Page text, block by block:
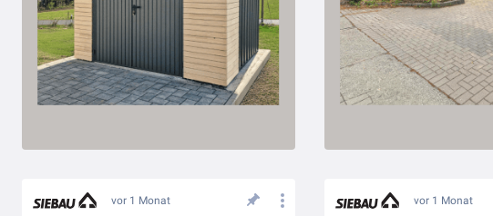
vor 1 Monat vor 1 Monat